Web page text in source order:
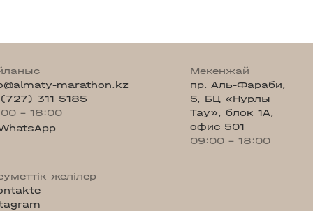
marathon.kz
311 5185
- 18:00
Мекенжай
пр. Аль-Фараби,
5, БЦ «Нурлы
Тау», блок 1А,
офис 501
09:00 - 18:00
желілер